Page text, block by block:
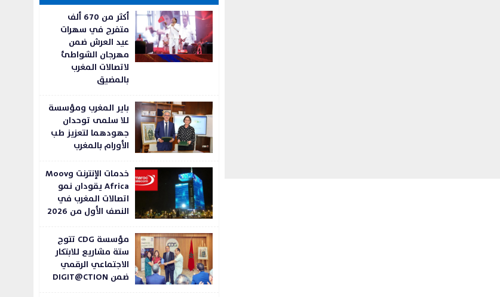
أكثر من 670 ألف
متفرج في سهرات
عيد العرش ضمن
مهرجان الشواطئ
لاتصالات المغرب
بالمضيق
باير المغرب ومؤسسة
للا سلمى توحدان
جهودهما لتعزيز طب
الأورام بالمغرب
خدمات الإنترنت وMoov
Africa يقودان نمو
اتصالات المغرب في
النصف الأول من 2026
مؤسسة CDG تتوج
ستة مشاريع للابتكار
الاجتماعي الرقمي
ضمن DIGIT@CTION